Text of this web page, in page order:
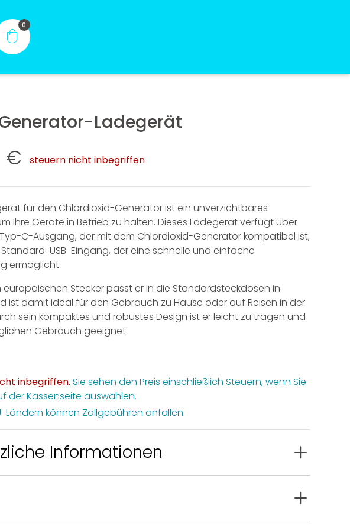
Mara Quantics®
kaufen
Alle Produkte
0
Ladegerät
€ steuern nicht inbegriffen
für den Chlordioxid-Generator ist ein unverzichtbares
Ihre Geräte in Betrieb zu halten. Dieses Ladegerät verfügt über
Typ-C-Ausgang, der mit dem Chlordioxid-Generator kompatibel ist,
USB-Eingang, der eine schnelle und einfache
ermöglicht.
europäischen Stecker passt er in die Standardsteckdosen in
ist damit ideal für den Gebrauch zu Hause oder auf Reisen in der
sein kompaktes und robustes Design ist er leicht zu tragen und
Gebrauch geeignet.
inbegriffen. Sie sehen den Preis einschließlich Steuern, wenn Sie
der Kassenseite auswählen.
Ländern können Zollgebühren anfallen.
Informationen